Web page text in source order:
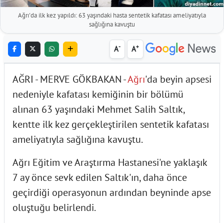
Ağrı'da ilk kez yapıldı: 63 yaşındaki hasta sentetik kafatası ameliyatıyla
sağlığına kavuştu
A- A+
AĞRI - MERVE GÖKBAKAN -Ağrı'da beyin apsesi
nedeniyle kafatası kemiğinin bir bölümü
alınan 63 yaşındaki Mehmet Salih Saltık,
kentte ilk kez gerçekleştirilen sentetik kafatası
ameliyatıyla sağlığına kavuştu.
Ağrı Eğitim ve Araştırma Hastanesi'ne yaklaşık
7 ay önce sevk edilen Saltık'ın, daha önce
geçirdiği operasyonun ardından beyninde apse
oluştuğu belirlendi.